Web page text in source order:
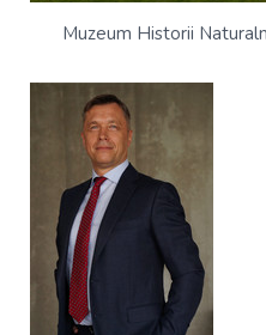
Muzeum Historii